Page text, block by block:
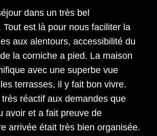
dans un très bel
Tout est là pour nous faciliter la
aux alentours, accessibilité du
la corniche a pied. La maison
avec une superbe vue
terrasses, il y fait bon vivre.
réactif aux demandes que
avoir et a fait preuve de
arrivée était très bien organisée.